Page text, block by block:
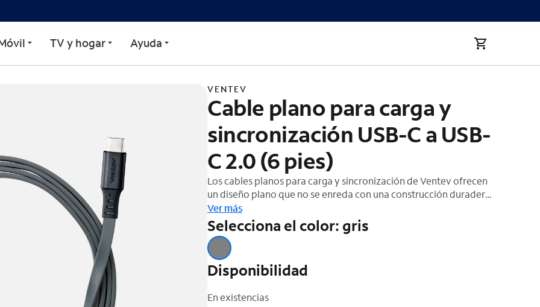
USB-C a USB-C, 2.0 (6 ft)
TV y hogar Ayuda
VENTEV
Cable plano para carga y
sincronización USB-C a USB-
C 2.0 (6 pies)
Los cables planos para carga y sincronización de Ventev ofrecen
un diseño plano que no se enreda con una construcción duradera.
El cable está confeccionado con protector reforzado para resistir
roturas. Garantía limitada de por vida
Ver más
Selecciona el color: gris
Disponibilidad
En existencias